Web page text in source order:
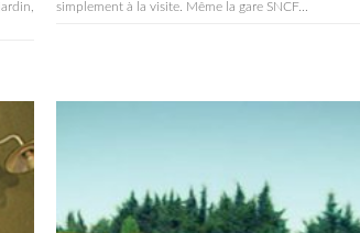
simplement à la visite. Même la gare SNCF...